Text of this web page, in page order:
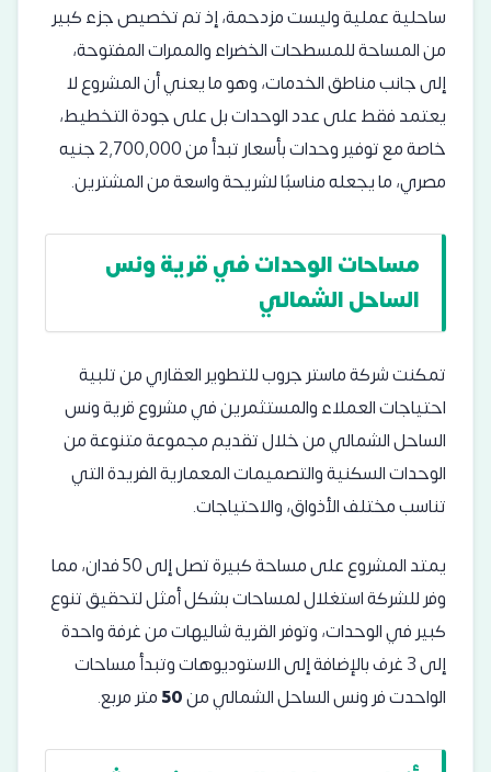
ساحلية عملية وليست مزدحمة، إذ تم تخصيص جزء كبير
من المساحة للمسطحات الخضراء والممرات المفتوحة،
إلى جانب مناطق الخدمات، وهو ما يعني أن المشروع لا
يعتمد فقط على عدد الوحدات بل على جودة التخطيط،
خاصة مع توفير وحدات بأسعار تبدأ من 2,700,000 جنيه
مصري، ما يجعله مناسبًا لشريحة واسعة من المشترين.
مساحات الوحدات في قرية ونس
الساحل الشمالي
تمكنت شركة ماستر جروب للتطوير العقاري من تلبية
احتياجات العملاء والمستثمرين في مشروع قرية ونس
الساحل الشمالي من خلال تقديم مجموعة متنوعة من
الوحدات السكنية والتصميمات المعمارية الفريدة التي
تناسب مختلف الأذواق، والاحتياجات.
يمتد المشروع على مساحة كبيرة تصل إلى 50 فدان، مما
وفر للشركة استغلال لمساحات بشكل أمثل لتحقيق تنوع
كبير في الوحدات، وتوفر القرية شاليهات من غرفة واحدة
إلى 3 غرف بالإضافة إلى الاستوديوهات وتبدأ مساحات
الواحدت فر ونس الساحل الشمالي من50متر مربع.